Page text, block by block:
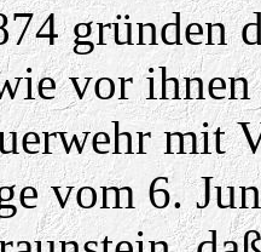
gründen
vor ihnen
mit
vom 6.